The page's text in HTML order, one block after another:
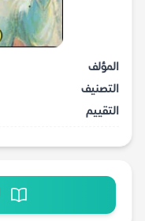
المؤلف
التصنيف
التقييم